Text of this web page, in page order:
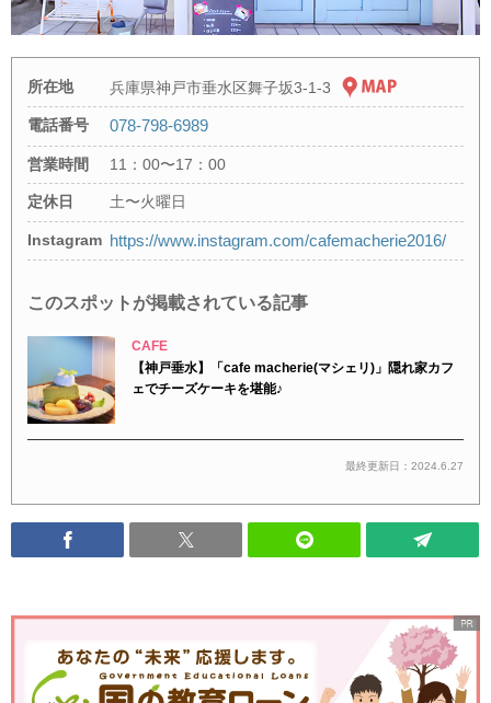
所在地 兵庫県神戸市垂水区舞子坂3-1-3
電話番号 078-798-6989
営業時間 11：00〜17：00
定休日 土〜火曜日
Instagram https://www.instagram.com/cafemacherie2016/
このスポットが掲載されている記事
CAFE
【神戸垂水】「cafe macherie(マシェリ)」隠れ家カフ
ェでチーズケーキを堪能♪
最終更新日：2024.6.27